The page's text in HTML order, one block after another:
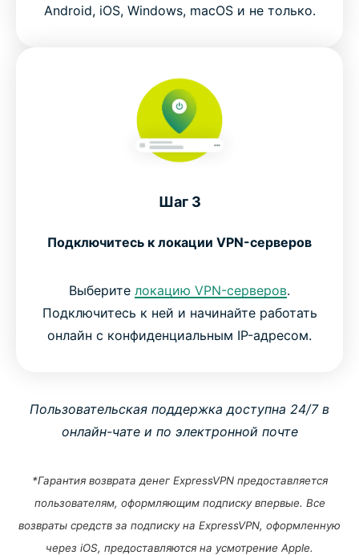
Android, iOS, Windows, macOS и не только.
Шаг 3
Подключитесь к локации VPN-серверов
Выберите локацию VPN-серверов.
Подключитесь к ней и начинайте работать
онлайн с конфиденциальным IP-адресом.
Пользовательская поддержка доступна 24/7 в
онлайн-чате и по электронной почте
*Гарантия возврата денег ExpressVPN предоставляется
пользователям, оформляющим подписку впервые. Все
возвраты средств за подписку на ExpressVPN, оформленную
через iOS, предоставляются на усмотрение Apple.